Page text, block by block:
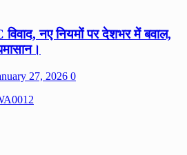
नए नियमों पर देशभर में बवाल,
27, 2026 0